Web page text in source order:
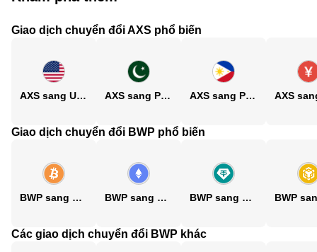
Giao dịch chuyển đổi AXS phổ biến
AXS sang USD AXS sang PKR AXS sang PHP
Giao dịch chuyển đổi BWP phổ biến
BWP sang BTC BWP sang ETH BWP sang USDT
Các giao dịch chuyển đổi BWP khác